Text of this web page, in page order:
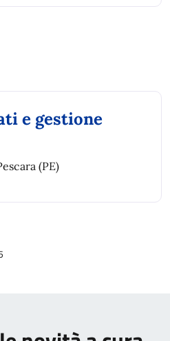
e gestione
(PE)